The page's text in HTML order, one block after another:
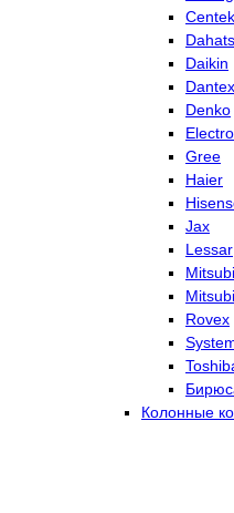
Centek
Daikin
Dantex
Denko
Gree
Haier
Jax
Lessar
Rovex
Колонные